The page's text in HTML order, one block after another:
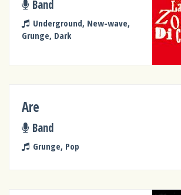
Band
Underground, New-wave,
Grunge, Dark
Are
Band
Grunge, Pop